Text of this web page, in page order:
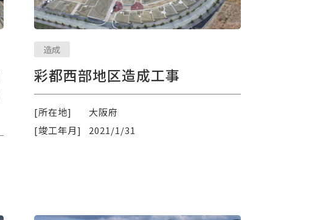
造成
彩都西部地区造成工事
[所在地]
大阪府
[竣工年月]
2021/1/31